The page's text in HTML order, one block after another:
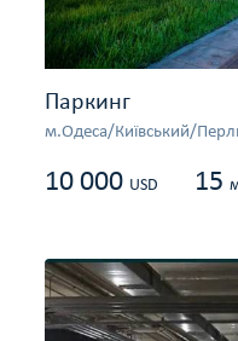
Паркинг
м.Одеса/Київський/
10 000 USD 15